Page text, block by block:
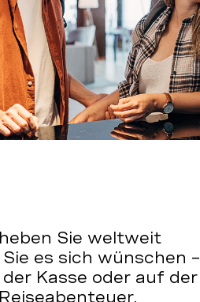
Sie weltweit
es sich wünschen –
Kasse oder auf der